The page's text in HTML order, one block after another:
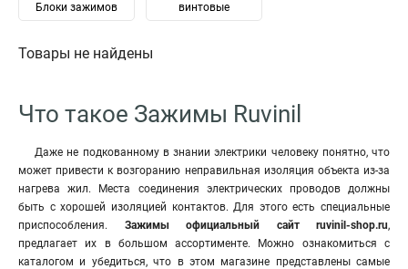
Блоки зажимов
винтовые
Товары не найдены
Что такое Зажимы Ruvinil
Даже не подкованному в знании электрики человеку понятно, что
может привести к возгоранию неправильная изоляция объекта из-за
нагрева жил. Места соединения электрических проводов должны
быть с хорошей изоляцией контактов. Для этого есть специальные
приспособления. Зажимы официальный сайт ruvinil-shop.ru,
предлагает их в большом ассортименте. Можно ознакомиться с
каталогом и убедиться, что в этом магазине представлены самые